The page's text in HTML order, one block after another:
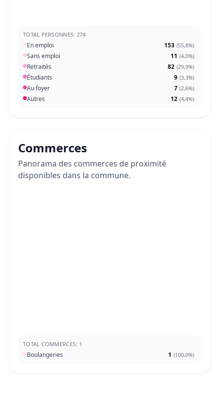
TOTAL PERSONNES: 274
En emploi 153 (55,8%)
Sans emploi 11 (4,0%)
Retraités 82 (29,9%)
Étudiants 9 (3,3%)
Au foyer 7 (2,6%)
Autres 12 (4,4%)
Commerces
Panorama des commerces de proximité
disponibles dans la commune.
TOTAL COMMERCES: 1
Boulangeries 1 (100,0%)